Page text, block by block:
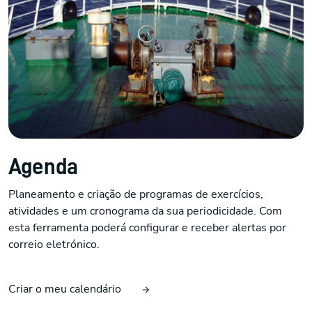
Agenda
Planeamento e criação de programas de exercícios,
atividades e um cronograma da sua periodicidade. Com
esta ferramenta poderá configurar e receber alertas por
correio eletrónico.
Criar o meu calendário